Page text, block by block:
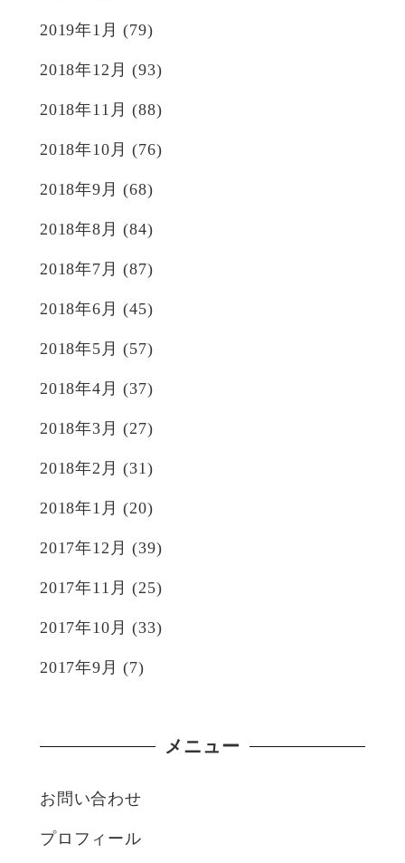
2019年1月 (79)
2018年12月 (93)
2018年11月 (88)
2018年10月 (76)
2018年9月 (68)
2018年8月 (84)
2018年7月 (87)
2018年6月 (45)
2018年5月 (57)
2018年4月 (37)
2018年3月 (27)
2018年2月 (31)
2018年1月 (20)
2017年12月 (39)
2017年11月 (25)
2017年10月 (33)
2017年9月 (7)
メニュー
お問い合わせ
プロフィール